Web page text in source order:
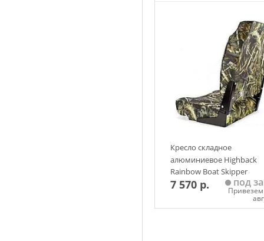
Добавить в
Кресло складное
алюминиевое Highback
Rainbow Boat Skipper
(летний камуфляж)
7 570 р. под
Привезем